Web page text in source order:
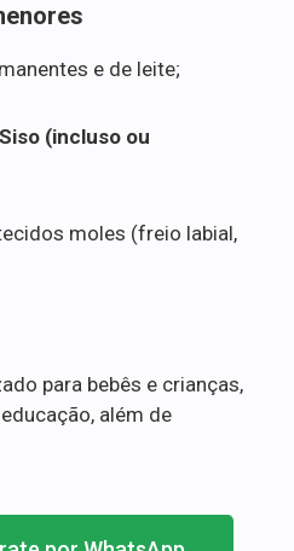
e de leite;
(incluso ou
moles (freio labial,
para bebês e crianças,
além de